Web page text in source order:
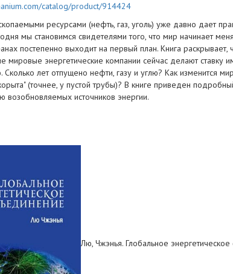
catalog/product/914424
ресурсами (нефть, газ, уголь) уже давно дает
мы становимся свидетелями того, что мир начинает
постепенно выходит на первый план. Книга
мировые энергетические компании сейчас делают ставку
Сколько лет отпущено нефти, газу и углю? Как изменится
(точнее, у пустой трубы)? В книге приведен
возобновляемых источников энергии.
Лю, Чжэнья. Глобальное